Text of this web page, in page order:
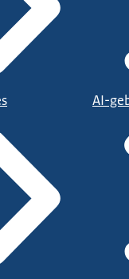
AI-